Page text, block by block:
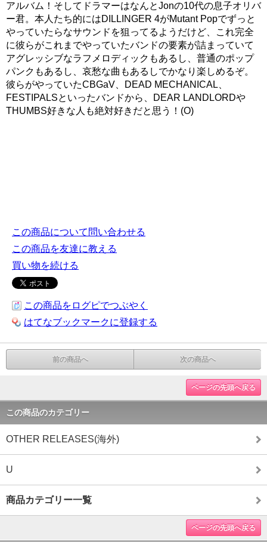
アルバム！そしてドラマーはなんとJonの10代の息子オリバ
ー君。本人たち的にはDILLINGER 4がMutant Popでずっと
やっていたらなサウンドを狙ってるようだけど、これ完全
に彼らがこれまでやっていたバンドの要素が詰まっていて
アグレッシブなラフメロディックもあるし、普通のポップ
パンクもあるし、哀愁な曲もあるしでかなり楽しめるぞ。
彼らがやっていたCBGaV、DEAD MECHANICAL、
FESTIPALSといったバンドから、DEAR LANDLORDや
THUMBS好きな人も絶対好きだと思う！(O)
この商品について問い合わせる
この商品を友達に教える
買い物を続ける
この商品をログピでつぶやく
はてなブックマークに登録する
前の商品へ 次の商品へ
ページの先頭へ戻る
この商品のカテゴリー
OTHER RELEASES(海外)
U
商品カテゴリー一覧
ページの先頭へ戻る